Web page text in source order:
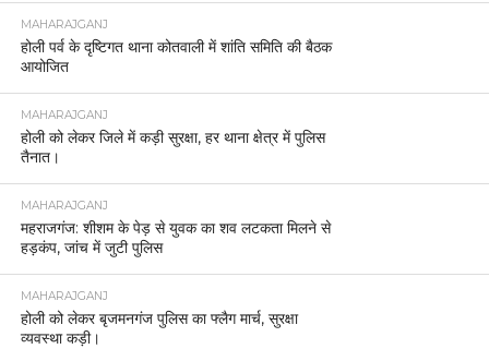
MAHARAJGANJ
होली पर्व के दृष्टिगत थाना कोतवाली में शांति समिति की बैठक
आयोजित
MAHARAJGANJ
होली को लेकर जिले में कड़ी सुरक्षा, हर थाना क्षेत्र में पुलिस
तैनात।
MAHARAJGANJ
महराजगंज: शीशम के पेड़ से युवक का शव लटकता मिलने से
हड़कंप, जांच में जुटी पुलिस
MAHARAJGANJ
होली को लेकर बृजमनगंज पुलिस का फ्लैग मार्च, सुरक्षा
व्यवस्था कड़ी।